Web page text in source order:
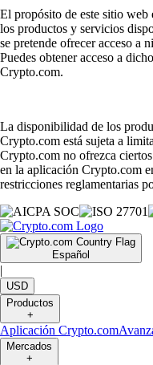
El propósito de este sitio web
los productos y servicios
se pretende ofrecer acceso a
Puedes obtener acceso a
Crypto.com.
La disponibilidad de los
Crypto.com está sujeta a
Crypto.com no ofrezca
en la aplicación Crypto.com
restricciones reglamentarias
Español
|
USD
Productos
+
Aplicación Crypto.com
Mercados
+